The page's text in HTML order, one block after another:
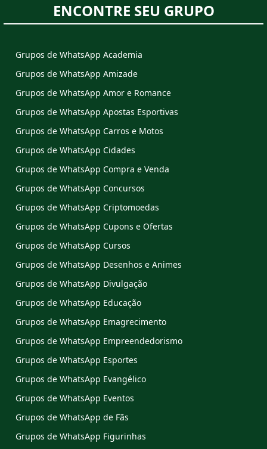
ENCONTRE SEU GRUPO
Grupos de WhatsApp Academia
Grupos de WhatsApp Amizade
Grupos de WhatsApp Amor e Romance
Grupos de WhatsApp Apostas Esportivas
Grupos de WhatsApp Carros e Motos
Grupos de WhatsApp Cidades
Grupos de WhatsApp Compra e Venda
Grupos de WhatsApp Concursos
Grupos de WhatsApp Criptomoedas
Grupos de WhatsApp Cupons e Ofertas
Grupos de WhatsApp Cursos
Grupos de WhatsApp Desenhos e Animes
Grupos de WhatsApp Divulgação
Grupos de WhatsApp Educação
Grupos de WhatsApp Emagrecimento
Grupos de WhatsApp Empreendedorismo
Grupos de WhatsApp Esportes
Grupos de WhatsApp Evangélico
Grupos de WhatsApp Eventos
Grupos de WhatsApp de Fãs
Grupos de WhatsApp Figurinhas